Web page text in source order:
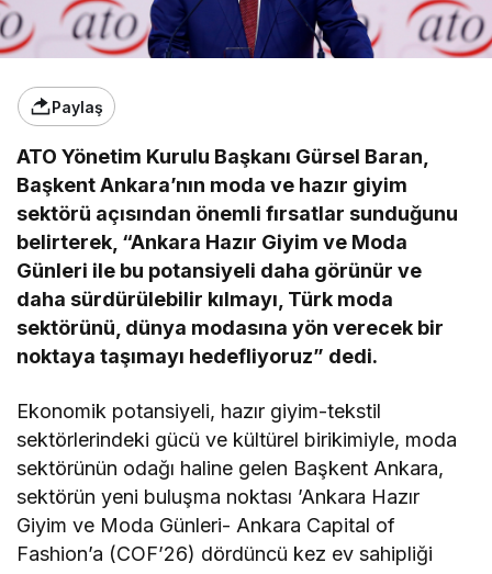
Paylaş
ATO Yönetim Kurulu Başkanı Gürsel Baran,
Başkent Ankara’nın moda ve hazır giyim
sektörü açısından önemli fırsatlar sunduğunu
belirterek, “Ankara Hazır Giyim ve Moda
Günleri ile bu potansiyeli daha görünür ve
daha sürdürülebilir kılmayı, Türk moda
sektörünü, dünya modasına yön verecek bir
noktaya taşımayı hedefliyoruz” dedi.
Ekonomik potansiyeli, hazır giyim-tekstil
sektörlerindeki gücü ve kültürel birikimiyle, moda
sektörünün odağı haline gelen Başkent Ankara,
sektörün yeni buluşma noktası ’Ankara Hazır
Giyim ve Moda Günleri- Ankara Capital of
Fashion’a (COF’26) dördüncü kez ev sahipliği